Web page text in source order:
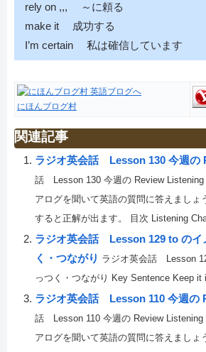
rely on ,,, ～に頼る
make it 成功する
I’m certain 私は確信しています
にほんブログ村
関連記事
ラジオ英会話 Lesson 130 今週の
話 Lesson 130 今週の Review Listening
アログを聞いて英語の質問に答えましょ
すると正解が出ます。 目次 Listening
ラジオ英会話 Lesson 129 to の
く・つながり ラジオ英会話 Lesson
っつく・つながり Key Sentence Keep it
ラジオ英会話 Lesson 110 今週の
話 Lesson 110 今週の Review Listening
アログを聞いて英語の質問に答えましょ